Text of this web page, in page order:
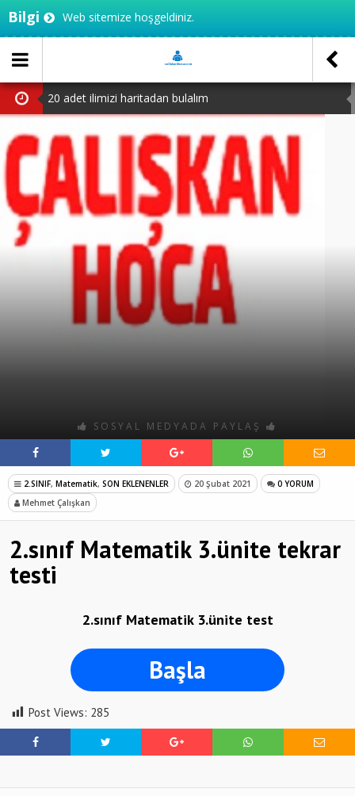
Bilgi Web sitemize hoşgeldiniz.
20 adet ilimizi haritadan bulalım
3.sınıf MEB çalışma yaprakları
TED Ankara koleji 5.sınıf seçme sınavı PDF
TED Ankara Koleji 4.sınıf seçme sınavı PDF
2.sınıftan 3’e geçenler için test
SOSYAL MEDYADA PAYLAŞ
2.SINIF, Matematik, SON EKLENENLER 20 Şubat 2021
0 YORUM
Mehmet Çalışkan
2.sınıf Matematik 3.ünite tekrar
testi
2.sınıf Matematik 3.ünite test
Başla
Post Views: 285